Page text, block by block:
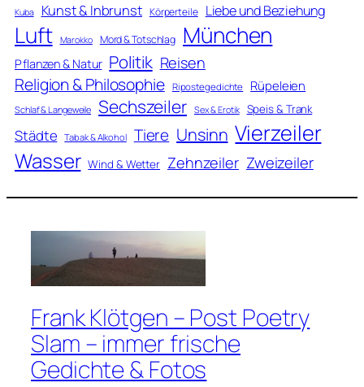
Kuba Kunst & Inbrunst Körperteile Liebe und Beziehung
Luft Marokko Mord & Totschlag München
Pflanzen & Natur Politik Reisen
Religion & Philosophie Ripostegedichte Rüpeleien
Schlaf & Langeweile Sechszeiler Sex & Erotik Speis & Trank
Städte Tabak & Alkohol Tiere Unsinn Vierzeiler
Wasser Wind & Wetter Zehnzeiler Zweizeiler
Frank Klötgen – Post Poetry
Slam – immer frische
Gedichte & Fotos